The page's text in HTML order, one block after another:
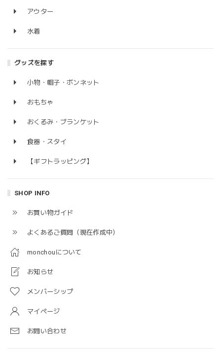
アウター
水着
グッズを探す
小物・帽子・ボンネット
おもちゃ
おくるみ・ブランケット
食器・スタイ
【ギフトラッピング】
SHOP INFO
お買い物ガイド
よくあるご質問（現在作成中）
monchouについて
お知らせ
メンバーシップ
マイページ
お問い合わせ